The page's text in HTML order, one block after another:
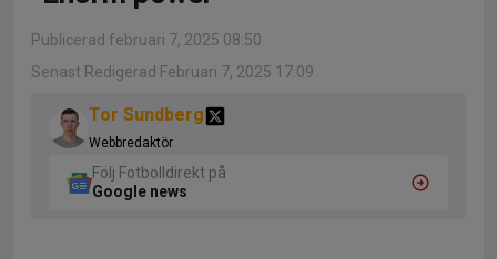
Publicerad februari 7, 2025 08:50
Senast Redigerad Februari 7, 2025 17:09
Tor Sundberg
Webbredaktör
Följ Fotbolldirekt på
Google news